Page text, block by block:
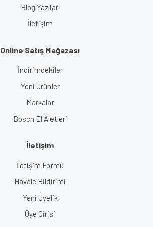
Blog Yazıları
İletişim
Online Satış Mağazası
İndirimdekiler
Yeni Ürünler
Markalar
Bosch El Aletleri
İletişim
İletişim Formu
Havale Bildirimi
Yeni Üyelik
Üye Girişi